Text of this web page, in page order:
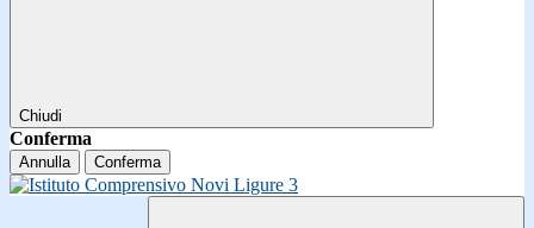
Chiudi
Conferma
Annulla Conferma